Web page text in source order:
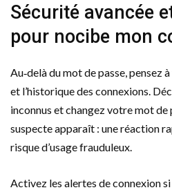
Sécurité avancée
pour nocibe mon
Au‑delà du mot de passe, pensez
et l’historique des connexions.
inconnus et changez votre mot de
suspecte apparaît : une réaction
risque d’usage frauduleux.
Activez les alertes de connexion